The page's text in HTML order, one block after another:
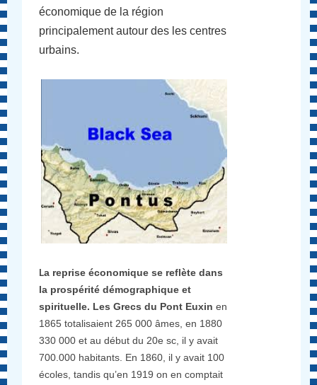
économique de la région
principalement autour des les centres
urbains.
La reprise économique se reflète dans
la prospérité démographique et
spirituelle. Les Grecs du Pont Euxin en
1865 totalisaient 265 000 âmes, en 1880
330 000 et au début du 20e sc, il y avait
700.000 habitants. En 1860, il y avait 100
écoles, tandis qu’en 1919 on en comptait